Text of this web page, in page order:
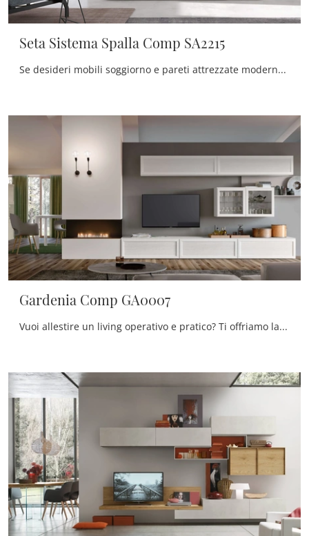
Seta Sistema Spalla Comp SA2215
Se desideri mobili soggiorno e pareti attrezzate moderne, prediligi il modello Seta Sistema Spalla Comp SA2215 di Maronese: clicca e ottieni ...
Gardenia Comp GA0007
Vuoi allestire un living operativo e pratico? Ti offriamo la parete attrezzata Gardenia Comp GA0007 Maronese dalle linee decise classiche.